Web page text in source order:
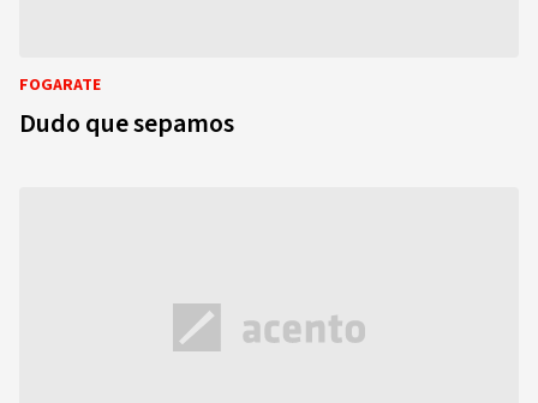
FOGARATE
Dudo que sepamos